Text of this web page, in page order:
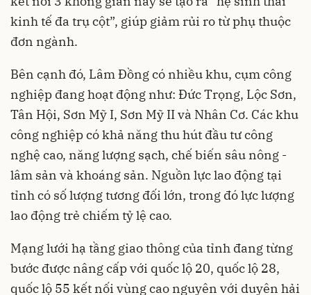
kinh tế đa trụ cột”, giúp giảm rủi ro từ phụ thuộc
đơn ngành.
Bên cạnh đó, Lâm Đồng có nhiều khu, cụm công
nghiệp đang hoạt động như: Đức Trọng, Lộc Sơn,
Tân Hội, Sơn Mỹ I, Sơn Mỹ II và Nhân Cơ. Các khu
công nghiệp có khả năng thu hút đầu tư công
nghệ cao, năng lượng sạch, chế biến sâu nông -
lâm sản và khoáng sản. Nguồn lực lao động tại
tỉnh có số lượng tương đối lớn, trong đó lực lượng
lao động trẻ chiếm tỷ lệ cao.
Mạng lưới hạ tầng giao thông của tỉnh đang từng
bước được nâng cấp với quốc lộ 20, quốc lộ 28,
quốc lộ 55 kết nối vùng cao nguyên với duyên hải